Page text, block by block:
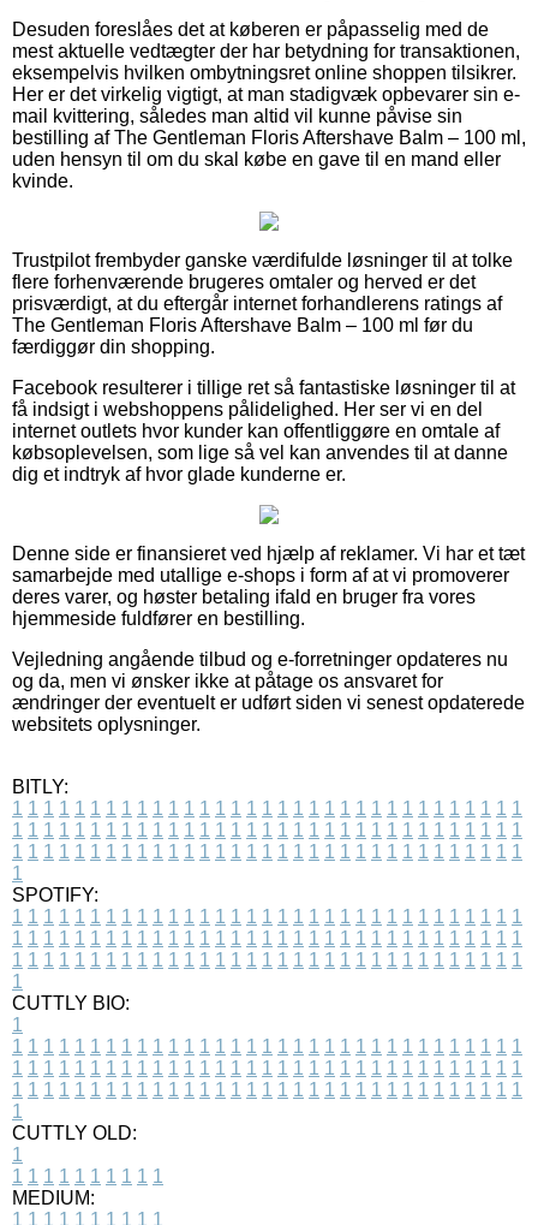
Desuden foreslåes det at køberen er påpasselig med de
mest aktuelle vedtægter der har betydning for transaktionen,
eksempelvis hvilken ombytningsret online shoppen tilsikrer.
Her er det virkelig vigtigt, at man stadigvæk opbevarer sin e-
mail kvittering, således man altid vil kunne påvise sin
bestilling af The Gentleman Floris Aftershave Balm – 100 ml,
uden hensyn til om du skal købe en gave til en mand eller
kvinde.
Trustpilot frembyder ganske værdifulde løsninger til at tolke
flere forhenværende brugeres omtaler og herved er det
prisværdigt, at du eftergår internet forhandlerens ratings af
The Gentleman Floris Aftershave Balm – 100 ml før du
færdiggør din shopping.
Facebook resulterer i tillige ret så fantastiske løsninger til at
få indsigt i webshoppens pålidelighed. Her ser vi en del
internet outlets hvor kunder kan offentliggøre en omtale af
købsoplevelsen, som lige så vel kan anvendes til at danne
dig et indtryk af hvor glade kunderne er.
Denne side er finansieret ved hjælp af reklamer. Vi har et tæt
samarbejde med utallige e-shops i form af at vi promoverer
deres varer, og høster betaling ifald en bruger fra vores
hjemmeside fuldfører en bestilling.
Vejledning angående tilbud og e-forretninger opdateres nu
og da, men vi ønsker ikke at påtage os ansvaret for
ændringer der eventuelt er udført siden vi senest opdaterede
websitets oplysninger.
BITLY:
1 1 1 1 1 1 1 1 1 1 1 1 1 1 1 1 1 1 1 1 1 1 1 1 1 1 1 1 1 1 1 1 1
1 1 1 1 1 1 1 1 1 1 1 1 1 1 1 1 1 1 1 1 1 1 1 1 1 1 1 1 1 1 1 1 1
1 1 1 1 1 1 1 1 1 1 1 1 1 1 1 1 1 1 1 1 1 1 1 1 1 1 1 1 1 1 1 1 1
1
SPOTIFY:
1 1 1 1 1 1 1 1 1 1 1 1 1 1 1 1 1 1 1 1 1 1 1 1 1 1 1 1 1 1 1 1 1
1 1 1 1 1 1 1 1 1 1 1 1 1 1 1 1 1 1 1 1 1 1 1 1 1 1 1 1 1 1 1 1 1
1 1 1 1 1 1 1 1 1 1 1 1 1 1 1 1 1 1 1 1 1 1 1 1 1 1 1 1 1 1 1 1 1
1
CUTTLY BIO:
1
1 1 1 1 1 1 1 1 1 1 1 1 1 1 1 1 1 1 1 1 1 1 1 1 1 1 1 1 1 1 1 1 1
1 1 1 1 1 1 1 1 1 1 1 1 1 1 1 1 1 1 1 1 1 1 1 1 1 1 1 1 1 1 1 1 1
1 1 1 1 1 1 1 1 1 1 1 1 1 1 1 1 1 1 1 1 1 1 1 1 1 1 1 1 1 1 1 1 1
1
CUTTLY OLD:
1
1 1 1 1 1 1 1 1 1 1
MEDIUM:
1 1 1 1 1 1 1 1 1 1